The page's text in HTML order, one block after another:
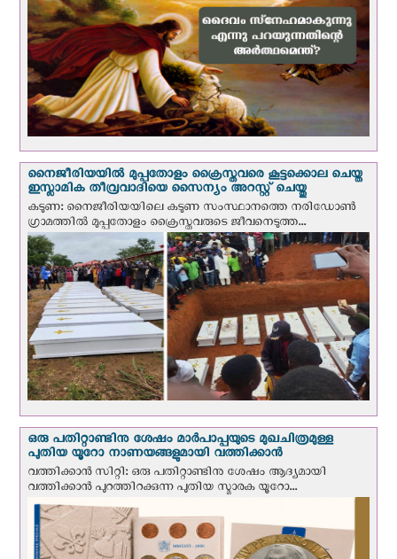
നൈജീരിയയില്‍ മുപ്പതോളം ക്രൈസ്തവരെ കൂട്ടക്കൊല ചെയ്ത
ഇസ്ലാമിക തീവ്രവാദിയെ സൈന്യം അറസ്റ്റ് ചെയ്തു
കടുണ: നൈജീരിയയിലെ കടുണ സംസ്ഥാനത്തെ നരിഡോൺ
ഗ്രാമത്തിൽ മുപ്പതോളം ക്രൈസ്തവരുടെ ജീവനെടുത്ത...
ഒരു പതിറ്റാണ്ടിനു ശേഷം മാർപാപ്പയുടെ മുഖചിത്രമുള്ള
പുതിയ യൂറോ നാണയങ്ങളുമായി വത്തിക്കാന്‍
വത്തിക്കാന്‍ സിറ്റി: ഒരു പതിറ്റാണ്ടിനു ശേഷം ആദ്യമായി
വത്തിക്കാൻ പുറത്തിറക്കുന്ന പുതിയ സ്മാരക യൂറോ...